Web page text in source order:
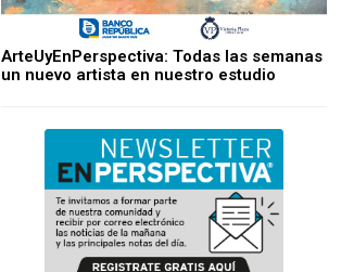
ArteUyEnPerspectiva: Todas las semanas
un nuevo artista en nuestro estudio